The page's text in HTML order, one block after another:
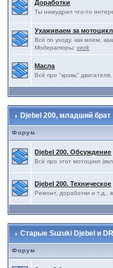
Доработки
Ты намудрил что-то
Ухаживаем за
Всё по уходу, как моем,
Модераторы: xeck
Масла
Всё про "кровь"
Djebel 200, младший брат
Форум
Djebel 200. Обсуждение
Всё про этот мотоцикл
Djebel 200. Техническое
Ремонт, доработки и т.д.,
Старые Suzuki Djebel и
Форум